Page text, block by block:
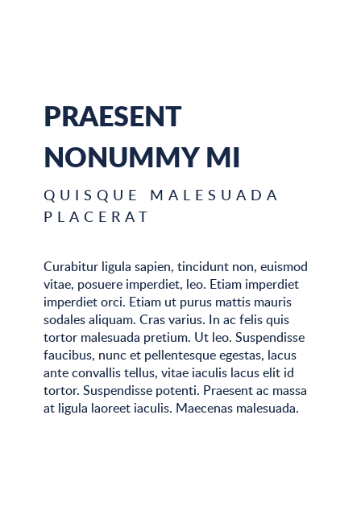
PRAESENT
NONUMMY MI
QUISQUE MALESUADA
PLACERAT
Curabitur ligula sapien, tincidunt non, euismod
vitae, posuere imperdiet, leo. Etiam imperdiet
imperdiet orci. Etiam ut purus mattis mauris
sodales aliquam. Cras varius. In ac felis quis
tortor malesuada pretium. Ut leo. Suspendisse
faucibus, nunc et pellentesque egestas, lacus
ante convallis tellus, vitae iaculis lacus elit id
tortor. Suspendisse potenti. Praesent ac massa
at ligula laoreet iaculis. Maecenas malesuada.